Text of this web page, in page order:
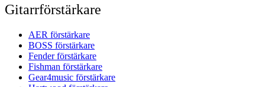
Gitarrförstärkare
AER förstärkare
BOSS förstärkare
Fender förstärkare
Fishman förstärkare
Gear4music förstärkare